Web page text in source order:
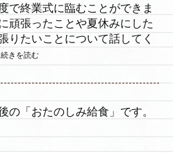
で終業式に臨むことができま
頑張ったことや夏休みにした
りたいことについて話してく
続きを読む
の「おたのしみ給食」です。